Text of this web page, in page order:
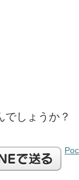
でしょうか？